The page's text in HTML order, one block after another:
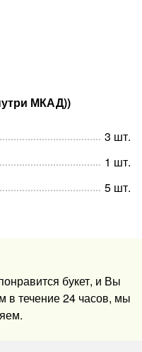
МКАД))
букет, и Вы
в течение 24 часов, мы
3 шт.
1 шт.
5 шт.